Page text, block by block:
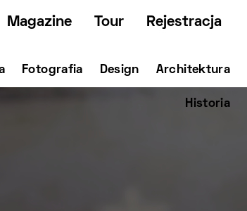
Magazine Tour Rejestracja
Fotografia Design Architektura
Historia